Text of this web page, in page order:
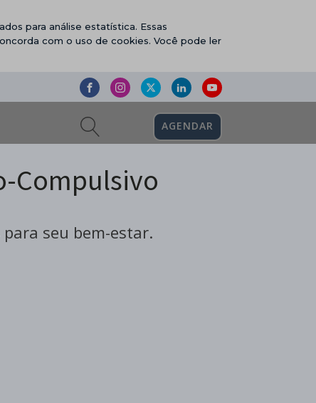
para análise estatística. Essas
com o uso de cookies. Você pode ler
AGENDAR
Compulsivo
seu bem-estar.